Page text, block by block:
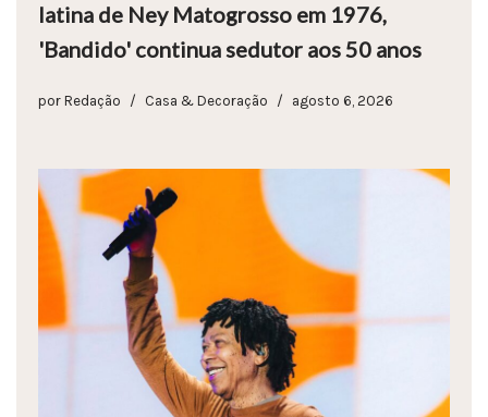
latina de Ney Matogrosso em 1976,
'Bandido' continua sedutor aos 50 anos
por Redação Casa & Decoração agosto 6, 2026